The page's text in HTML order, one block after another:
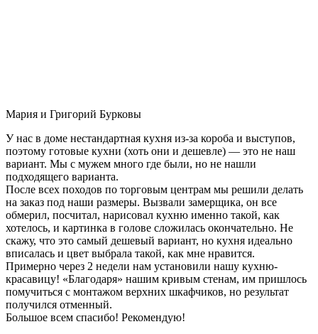
Мария и Григорий Бурковы
У нас в доме нестандартная кухня из-за короба и выступов,
поэтому готовые кухни (хоть они и дешевле) — это не наш
вариант. Мы с мужем много где были, но не нашли
подходящего варианта.
После всех походов по торговым центрам мы решили делать
на заказ под наши размеры. Вызвали замерщика, он все
обмерил, посчитал, нарисовал кухню именно такой, как
хотелось, и картинка в голове сложилась окончательно. Не
скажу, что это самый дешевый вариант, но кухня идеально
вписалась и цвет выбрала такой, как мне нравится.
Примерно через 2 недели нам установили нашу кухню-
красавицу! «Благодаря» нашим кривым стенам, им пришлось
помучиться с монтажом верхних шкафчиков, но результат
получился отменный.
Большое всем спасибо! Рекомендую!